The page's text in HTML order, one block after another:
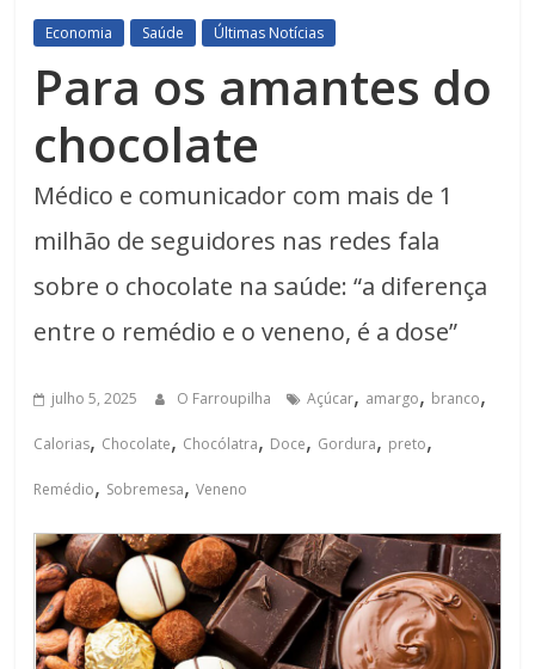
Economia Saúde Últimas Notícias
Para os amantes do
chocolate
Médico e comunicador com mais de 1
milhão de seguidores nas redes fala
sobre o chocolate na saúde: “a diferença
entre o remédio e o veneno, é a dose”
julho 5, 2025 O Farroupilha Açúcar, amargo, branco,
Calorias, Chocolate, Chocólatra, Doce, Gordura, preto,
Remédio, Sobremesa,Veneno